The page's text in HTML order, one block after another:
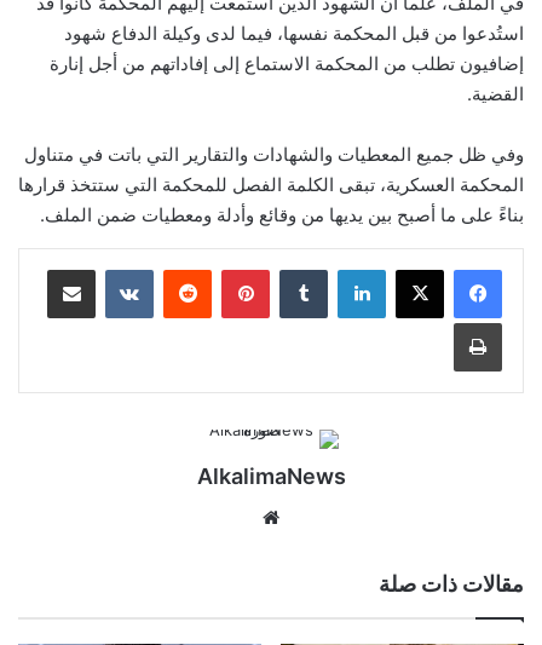
استُدعوا من قبل المحكمة نفسها، فيما لدى وكيلة الدفاع شهود
إضافيون تطلب من المحكمة الاستماع إلى إفاداتهم من أجل إنارة
القضية.
وفي ظل جميع المعطيات والشهادات والتقارير التي باتت في متناول
المحكمة العسكرية، تبقى الكلمة الفصل للمحكمة التي ستتخذ قرارها
بناءً على ما أصبح بين يديها من وقائع وأدلة ومعطيات ضمن الملف.
لينكدإن بينتيريست
AlkalimaNews
مقالات ذات صلة